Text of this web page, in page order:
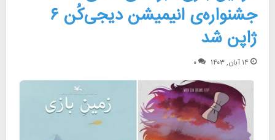
جشنواره‌ی انیمیشن دیجی‌کُن ۶
ژاپن شد
۱۴ آبان, ۱۴۰۳ ۰